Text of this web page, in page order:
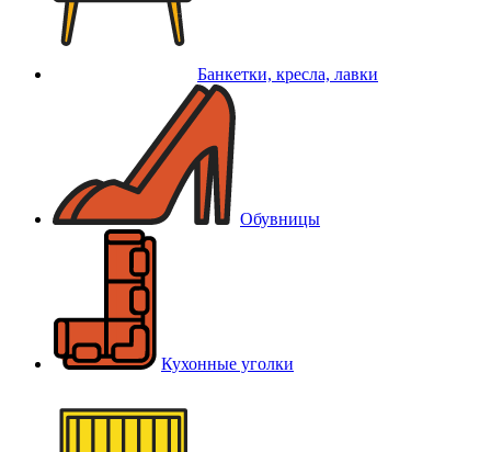
Банкетки, кресла, лавки
Обувницы
Кухонные уголки